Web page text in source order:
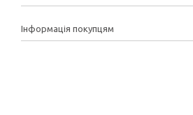
Інформація покупцям